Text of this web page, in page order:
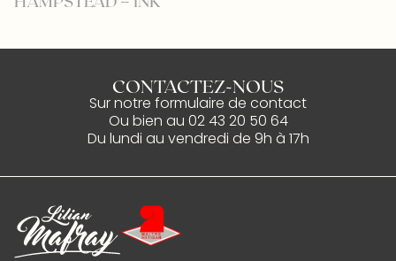
CONTACTEZ-NOUS
Sur notre formulaire de contact
Ou bien au 02 43 20 50 64
Du lundi au vendredi de 9h à 17h